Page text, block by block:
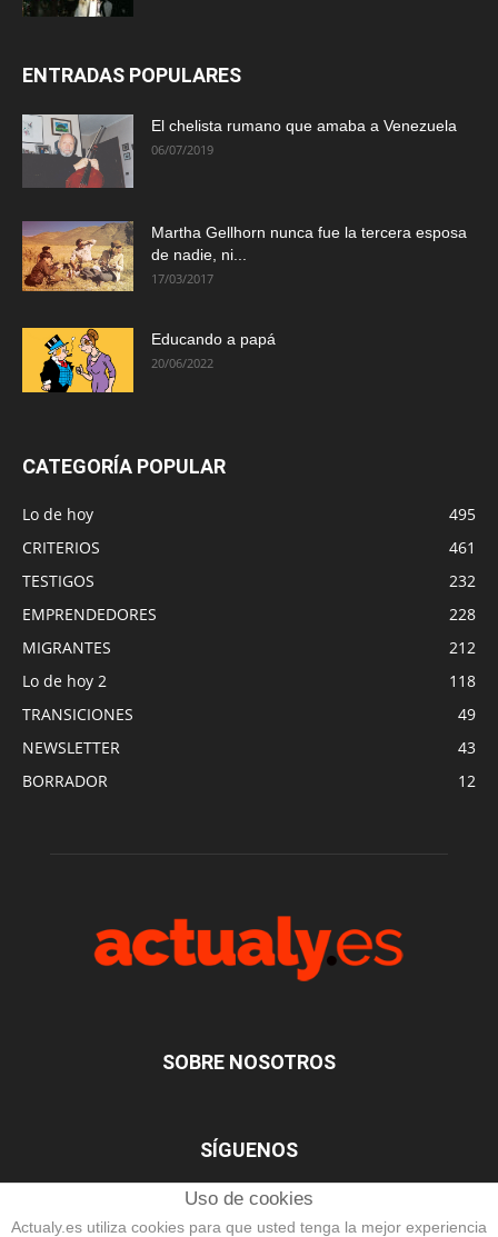
ENTRADAS POPULARES
El chelista rumano que amaba a Venezuela
06/07/2019
Martha Gellhorn nunca fue la tercera esposa
de nadie, ni...
17/03/2017
Educando a papá
20/06/2022
CATEGORÍA POPULAR
Lo de hoy
495
CRITERIOS
461
TESTIGOS
232
EMPRENDEDORES
228
MIGRANTES
212
Lo de hoy 2
118
TRANSICIONES
49
NEWSLETTER
43
BORRADOR
12
SOBRE NOSOTROS
SÍGUENOS
Uso de cookies
Actualy.es utiliza cookies para que usted tenga la mejor experiencia